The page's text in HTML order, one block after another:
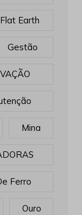
Flat Earth
Gestão
Mina
Ferro
Ouro